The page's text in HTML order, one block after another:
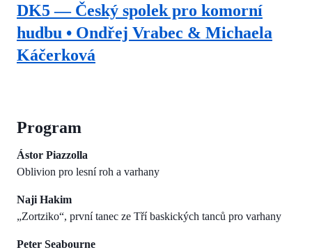
DK5 — Český spolek pro komorní
hudbu • Ondřej Vrabec & Michaela
Káčerková
Program
Ástor Piazzolla
Oblivion pro lesní roh a varhany
Naji Hakim
„Zortziko“, první tanec ze Tří baskických tanců pro varhany
Peter Seabourne